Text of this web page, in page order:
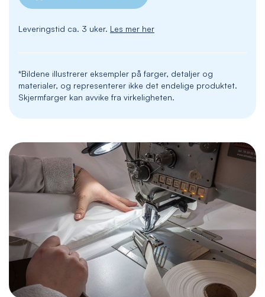
Leveringstid ca. 3 uker. Les mer her
*Bildene illustrerer eksempler på farger, detaljer og
materialer, og representerer ikke det endelige produktet.
Skjermfarger kan avvike fra virkeligheten.